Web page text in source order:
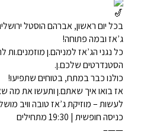
בכל יום ראשון, אברהם הוסטל
ג’אז ובמה פתוחה!
כל נגני הג’אז למניהם.ן מוזמנים.ות
הסטנדרטים שלכם.ן.
כולנו כבר במתח, בטוחים שתפיעו!
אז בואו איך שאתם.ן ותעשו את מה
לעשות – מוזיקת ג’אז טובה וויב
כניסה חופשית | 19:30 מתחילים
——–